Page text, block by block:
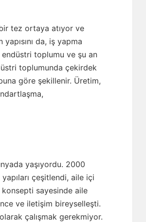
tez ortaya atıyor ve
da, iş yapma
toplumu ve şu an
toplumunda çekirdek
göre şekillenir. Üretim,
yaşıyordu. 2000
çeşitlendi, aile içi
konsepti sayesinde aile
ve iletişim bireyselleşti.
çalışmak gerekmiyor.